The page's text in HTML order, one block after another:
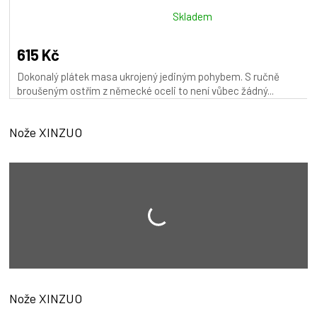
produktu
je
5,0
z
hvězdiček.
Skladem
615 Kč
Dokonalý plátek masa ukrojený jediným pohybem. S ručně
broušeným ostřím z německé oceli to není vůbec žádný...
Nože XINZUO
Nože XINZUO